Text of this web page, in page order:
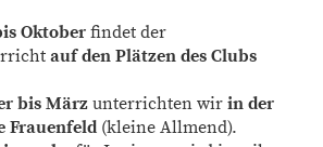
Oktober findet der
auf den Plätzen des Clubs
bis März unterrichten wir in der
Frauenfeld (kleine Allmend).